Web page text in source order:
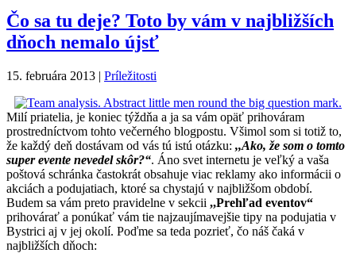
Čo sa tu deje? Toto by vám v najbližších
dňoch nemalo újsť
15. februára 2013 | Príležitosti
Milí priatelia, je koniec týždňa a ja sa vám opäť prihováram
prostredníctvom tohto večerného blogpostu. Všimol som si totiž to,
že každý deň dostávam od vás tú istú otázku: ,,Ako, že som o tomto
super evente nevedel skôr?“. Áno svet internetu je veľký a vaša
poštová schránka častokrát obsahuje viac reklamy ako informácii o
akciách a podujatiach, ktoré sa chystajú v najbližšom období.
Budem sa vám preto pravidelne v sekcii ,,Prehľad eventov“
prihovárať a ponúkať vám tie najzaujímavejšie tipy na podujatia v
Bystrici aj v jej okolí. Poďme sa teda pozrieť, čo náš čaká v
najbližších dňoch: